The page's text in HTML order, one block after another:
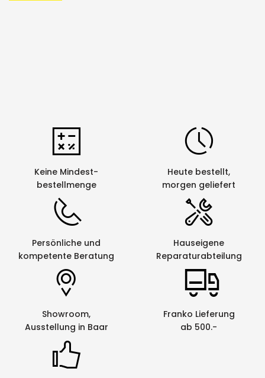
Keine Mindest-
bestellmenge
Heute bestellt,
morgen geliefert
Persönliche und
kompetente Beratung
Hauseigene
Reparaturabteilung
Showroom,
Ausstellung in Baar
Franko Lieferung
ab 500.-